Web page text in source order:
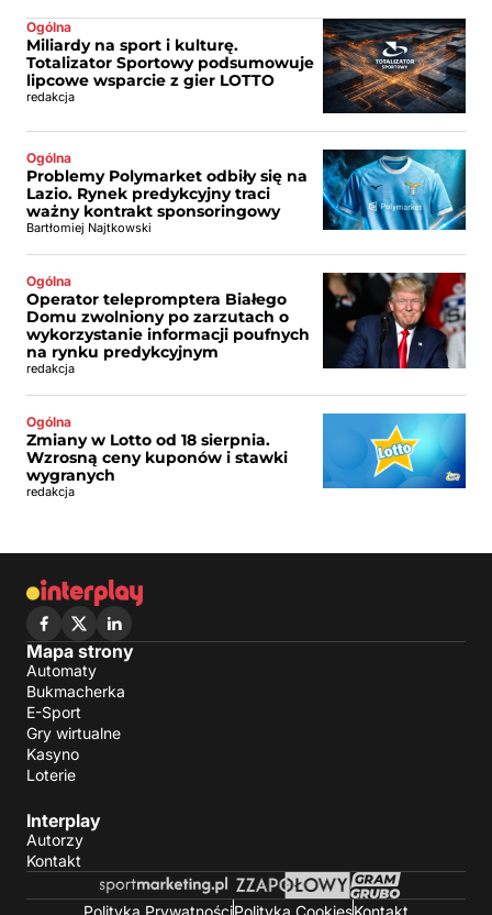
Ogólna
Miliardy na sport i kulturę.
Totalizator Sportowy podsumowuje
lipcowe wsparcie z gier LOTTO
redakcja
Ogólna
Problemy Polymarket odbiły się na
Lazio. Rynek predykcyjny traci
ważny kontrakt sponsoringowy
Bartłomiej Najtkowski
Ogólna
Operator telepromptera Białego
Domu zwolniony po zarzutach o
wykorzystanie informacji poufnych
na rynku predykcyjnym
redakcja
Ogólna
Zmiany w Lotto od 18 sierpnia.
Wzrosną ceny kuponów i stawki
wygranych
redakcja
Mapa strony
Automaty
Bukmacherka
E-Sport
Gry wirtualne
Kasyno
Loterie
Interplay
Autorzy
Kontakt
Polityka PrywatnościPolityka CookiesKontakt